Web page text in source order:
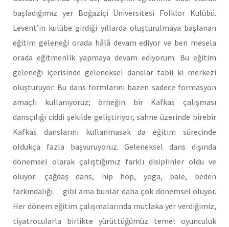
başladığımız yer Boğaziçi Üniversitesi Folklor Kulübü.
Levent’in kulübe girdiği yıllarda oluşturulmaya başlanan
eğitim geleneği orada hâlâ devam ediyor ve ben mesela
orada eğitmenlik yapmaya devam ediyorum. Bu eğitim
geleneği içerisinde geleneksel danslar tabii ki merkezi
oluşturuyor. Bu dans formlarını bazen sadece formasyon
amaçlı kullanıyoruz; örneğin bir Kafkas çalışması
dansçılığı ciddi şekilde geliştiriyor, sahne üzerinde birebir
Kafkas danslarını kullanmasak da eğitim sürecinde
oldukça fazla başvuruyoruz. Geleneksel dans dışında
dönemsel olarak çalıştığımız farklı disiplinler oldu ve
oluyor: çağdaş dans, hip hop, yoga, bale, beden
farkındalığı… gibi ama bunlar daha çok dönemsel oluyor.
Her dönem eğitim çalışmalarında mutlaka yer verdiğimiz,
tiyatrocularla birlikte yürüttüğümüz temel oyunculuk